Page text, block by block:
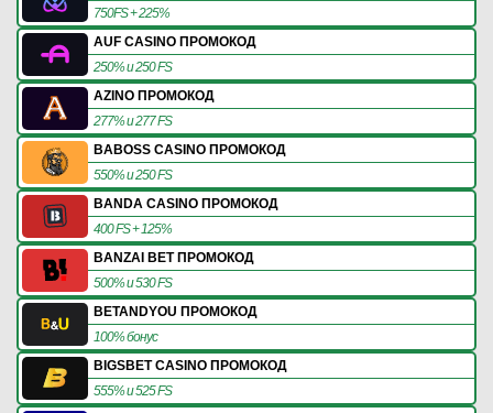
750FS + 225%
AUF CASINO ПРОМОКОД
250% и 250 FS
AZINO ПРОМОКОД
277% и 277 FS
BABOSS CASINO ПРОМОКОД
550% и 250 FS
BANDA CASINO ПРОМОКОД
400 FS + 125%
BANZAI BET ПРОМОКОД
500% и 530 FS
BETANDYOU ПРОМОКОД
100% бонус
BIGSBET CASINO ПРОМОКОД
555% и 525 FS